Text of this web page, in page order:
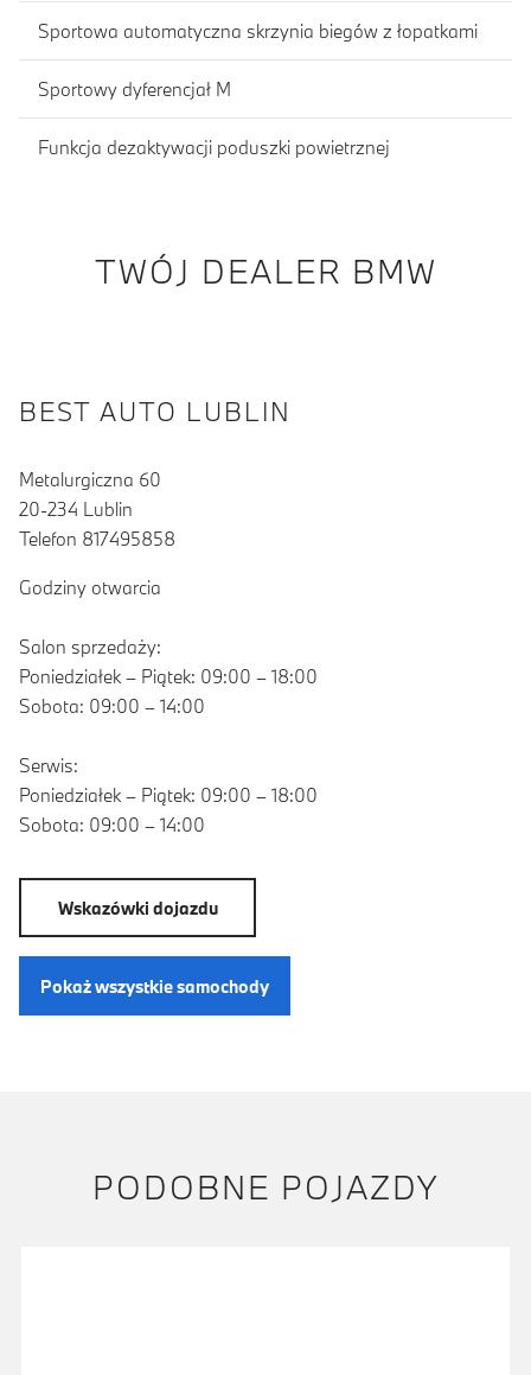
Sportowa automatyczna skrzynia biegów z łopatkami
Sportowy dyferencjał M
Funkcja dezaktywacji poduszki powietrznej
TWÓJ DEALER BMW
BEST AUTO LUBLIN
Metalurgiczna 60
20-234 Lublin
Telefon 817495858
Godziny otwarcia
Salon sprzedaży:
Poniedziałek – Piątek: 09:00 – 18:00
Sobota: 09:00 – 14:00
Serwis:
Poniedziałek – Piątek: 09:00 – 18:00
Sobota: 09:00 – 14:00
Wskazówki dojazdu
Pokaż wszystkie samochody
PODOBNE POJAZDY